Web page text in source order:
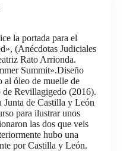
la portada para el
(Anécdotas Judiciales
Rato Arrionda.
Summit».Diseño
al óleo de muelle de
Revillagigedo (2016).
Junta de Castilla y León
para ilustrar unos
las dos que veis
hubo una
por Castilla y León.